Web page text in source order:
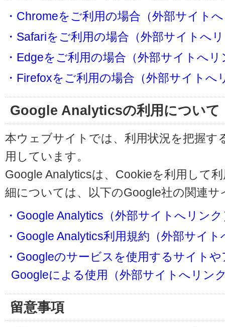
・Chromeをご利用の場合（外部サイト
・Safariをご利用の場合（外部サイトへ
・Edgeをご利用の場合（外部サイトへリ
・Firefoxをご利用の場合（外部サイトへ
Google Analyticsの利用について
本ウェブサイトでは、利用状況を把握す
用しています。
Google Analyticsは、Cookieを利用して
細については、以下のGoogle社の関連
・Google Analytics（外部サイトへリンク
・Google Analytics利用規約（外部サイ
・Googleのサービスを使用するサイト
Googleによる使用（外部サイトへリン
留意事項